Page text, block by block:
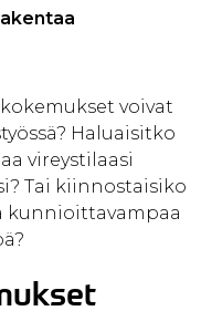
voivat
Haluaisitko
vireystilaasi
Tai kiinnostaisiko
kunnioittavampaa